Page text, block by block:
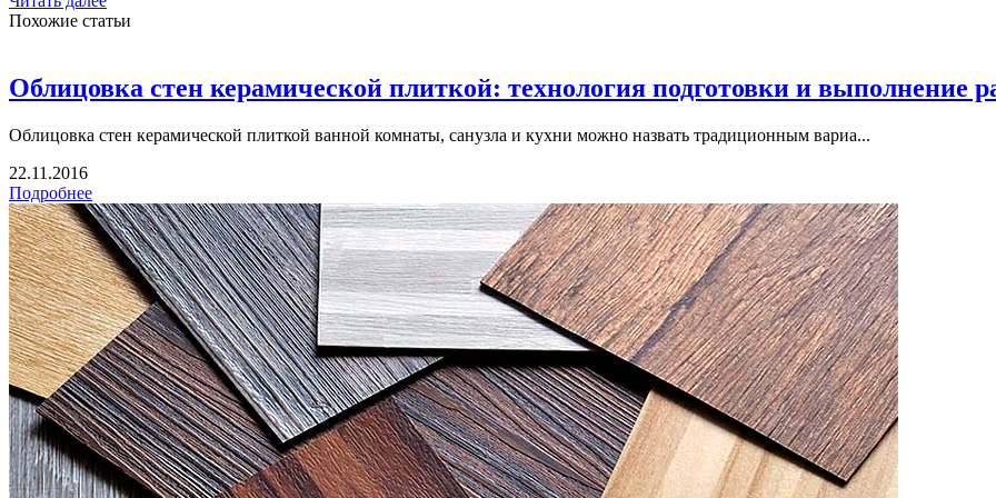
Похожие статьи
Облицовка стен керамической плиткой: технология подготовки и выполнение
Облицовка стен керамической плиткой ванной комнаты, санузла и кухни можно назвать традиционным вариа...
22.11.2016
Подробнее